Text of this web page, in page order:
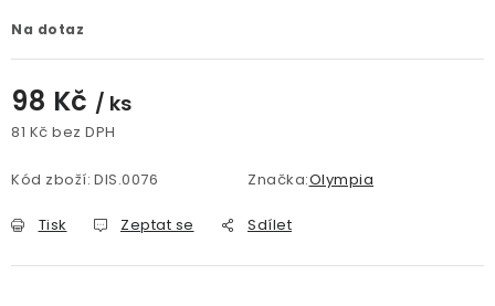
Na dotaz
98 Kč / ks
81 Kč bez DPH
Kód zboží: DIS.0076 Značka:Olympia
Tisk Zeptat se Sdílet